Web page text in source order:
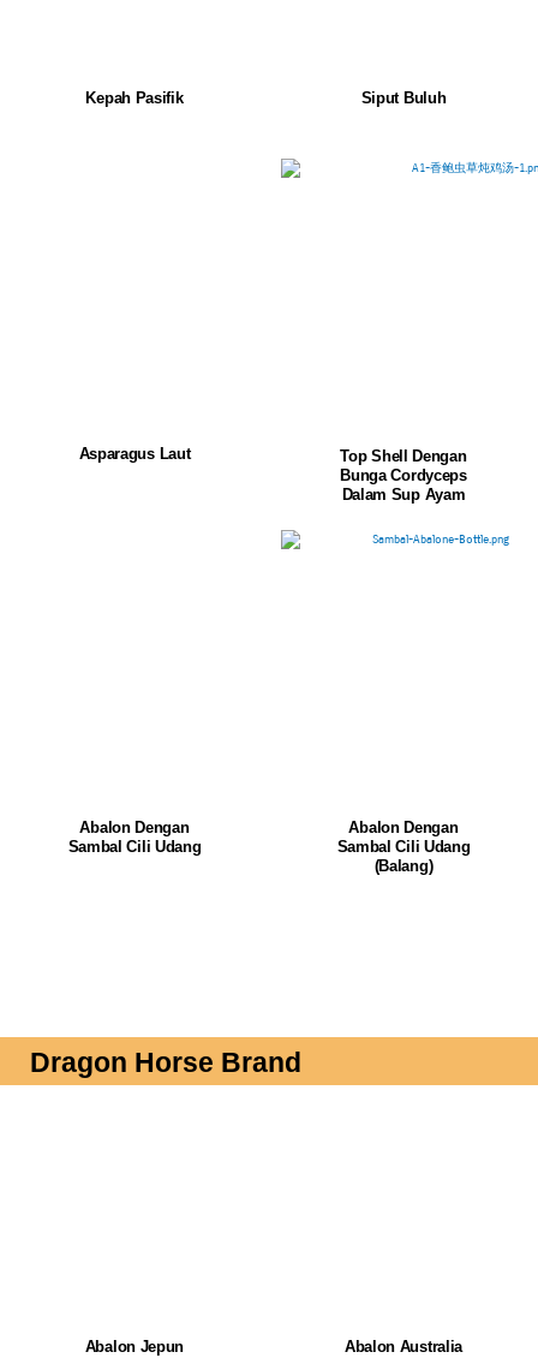
Kepah Pasifik Siput Buluh
Asparagus Laut
Top Shell Dengan
Bunga Cordyceps
Dalam Sup Ayam
Abalon Dengan
Sambal Cili Udang
Abalon Dengan
Sambal Cili Udang
(Balang)
Dragon Horse Brand
Abalon Jepun Abalon Australia